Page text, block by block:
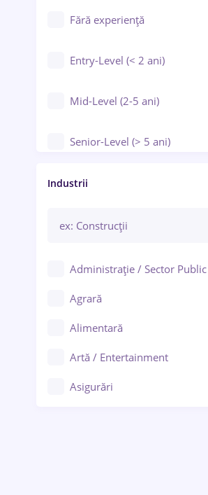
Fără experiență
Entry-Level (< 2 ani)
Mid-Level (2-5 ani)
Senior-Level (> 5 ani)
Manager / Executiv
Industrii
Administrație / Sector Public
Agrară
Alimentară
Artă / Entertainment
Asigurări